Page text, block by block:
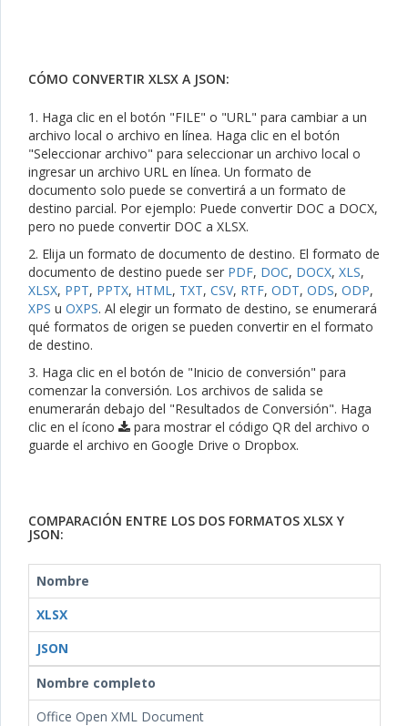
CÓMO CONVERTIR XLSX A JSON:
1. Haga clic en el botón "FILE" o "URL" para cambiar a un
archivo local o archivo en línea. Haga clic en el botón
"Seleccionar archivo" para seleccionar un archivo local o
ingresar un archivo URL en línea. Un formato de
documento solo puede se convertirá a un formato de
destino parcial. Por ejemplo: Puede convertir DOC a DOCX,
pero no puede convertir DOC a XLSX.
2. Elija un formato de documento de destino. El formato de
documento de destino puede ser PDF, DOC, DOCX, XLS,
XLSX, PPT, PPTX, HTML, TXT, CSV, RTF, ODT, ODS, ODP,
XPS u OXPS. Al elegir un formato de destino, se enumerará
qué formatos de origen se pueden convertir en el formato
de destino.
3. Haga clic en el botón de "Inicio de conversión" para
comenzar la conversión. Los archivos de salida se
enumerarán debajo del "Resultados de Conversión". Haga
clic en el ícono
para mostrar el código QR del archivo o
guarde el archivo en Google Drive o Dropbox.
COMPARACIÓN ENTRE LOS DOS FORMATOS XLSX Y
JSON:
Nombre
XLSX
JSON
Nombre completo
Office Open XML Document